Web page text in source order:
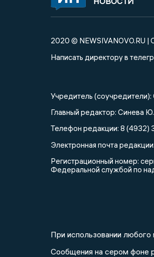
2020 © NEWSIVANOVO.RU |
Написать директору в
Учредитель
Главный редактор: Синева
Телефон редакции: 8 (4932)
Электронная почта редакции:
Регистрационный номер:
Федеральной службой по
При использовании
Сообщения на сером фоне